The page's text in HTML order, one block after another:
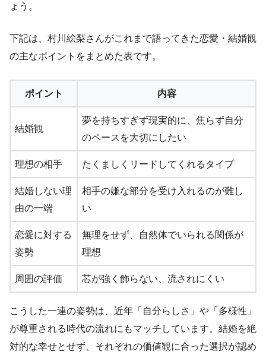
ょう。
下記は、村川絵梨さんがこれまで語ってきた恋愛・結婚観
の主なポイントをまとめた表です。
ポイント 内容
結婚観
夢を持ちすぎず現実的に、焦らず自分
のペースを大切にしたい
理想の相手 たくましくリードしてくれるタイプ
結婚しない理
由の一端
相手の嫌な部分を受け入れるのが難し
い
恋愛に対する
姿勢
無理をせず、自然体でいられる関係が
理想
周囲の評価 芯が強く飾らない、流されにくい
こうした一連の姿勢は、近年「自分らしさ」や「多様性」
が尊重される時代の流れにもマッチしています。結婚を絶
対的な幸せとせず、それぞれの価値観に合った選択が認め